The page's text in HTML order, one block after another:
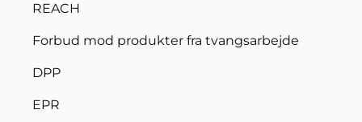
REACH
Forbud mod produkter fra tvangsarbejde
DPP
EPR